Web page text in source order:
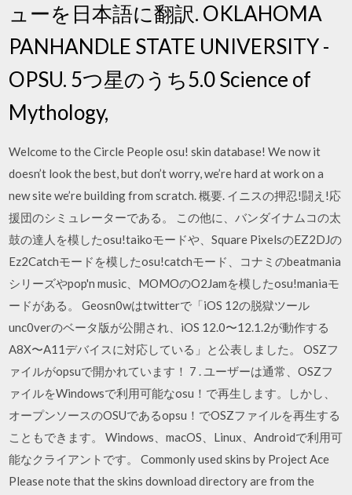
ューを日本語に翻訳. OKLAHOMA
PANHANDLE STATE UNIVERSITY -
OPSU. 5つ星のうち5.0 Science of
Mythology,
Welcome to the Circle People osu! skin database! We now it
doesn’t look the best, but don’t worry, we’re hard at work on a
new site we’re building from scratch. 概要. イニスの押忍!闘え!応
援団のシミュレーターである。 この他に、バンダイナムコの太
鼓の達人を模したosu!taikoモードや、Square PixelsのEZ2DJの
Ez2Catchモードを模したosu!catchモード、コナミのbeatmania
シリーズやpop'n music、MOMOのO2Jamを模したosu!maniaモ
ードがある。 Geosn0wはtwitterで「iOS 12の脱獄ツール
unc0verのベータ版が公開され、iOS 12.0〜12.1.2が動作する
A8X〜A11デバイスに対応している」と公表しました。 OSZフ
ァイルがopsuで開かれています！ 7 . ユーザーは通常、OSZフ
ァイルをWindowsで利用可能なosu！で再生します。しかし、
オープンソースのOSUであるopsu！でOSZファイルを再生する
こともできます。 Windows、macOS、Linux、Androidで利用可
能なクライアントです。 Commonly used skins by Project Ace
Please note that the skins download directory are from the